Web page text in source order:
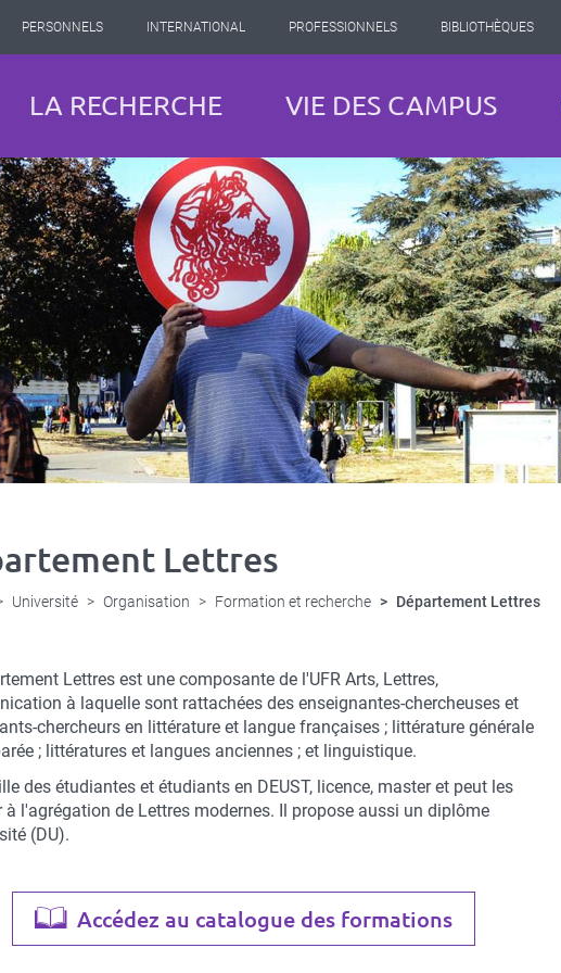
PERSONNELS INTERNATIONAL PROFESSIONNELS BIBLIOTHÈQUES
LA RECHERCHE VIE DES CAMPUS
Lettres
Université Organisation Formation et recherche Département Lettres
Lettres est une composante de l'UFR Arts, Lettres,
à laquelle sont rattachées des enseignantes-chercheuses et
chercheurs en littérature et langue françaises ; littérature générale
; littératures et langues anciennes ; et linguistique.
des étudiantes et étudiants en DEUST, licence, master et peut les
à l'agrégation de Lettres modernes. Il propose aussi un diplôme
(DU).
Accédez au catalogue des formations